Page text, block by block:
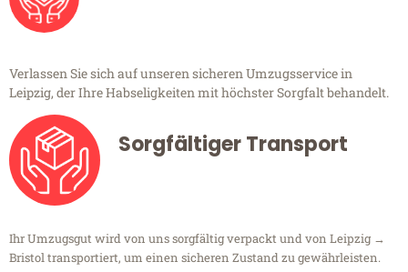
Verlassen Sie sich auf unseren sicheren Umzugsservice in
Leipzig, der Ihre Habseligkeiten mit höchster Sorgfalt behandelt.
Sorgfältiger Transport
Ihr Umzugsgut wird von uns sorgfältig verpackt und von Leipzig →
Bristol transportiert, um einen sicheren Zustand zu gewährleisten.